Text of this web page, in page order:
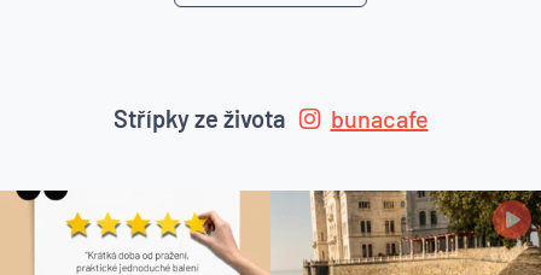
Střípky ze života bunacafe